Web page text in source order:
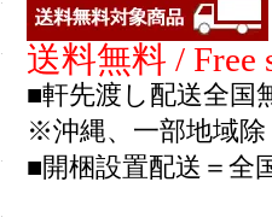
送料無料 / Free
■軒先渡し配送全国
※沖縄、一部地域除
■開梱設置配送＝全